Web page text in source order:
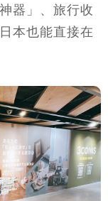
器」、旅行收
本也能直接在